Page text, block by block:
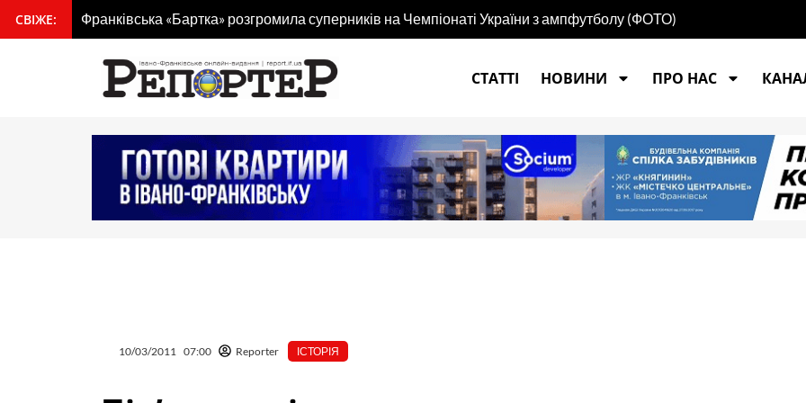
вмісту
СВІЖЕ: Франківська «Бартка» розгромила суперників на Чемпіонаті України з ампфутболу (ФОТО)
СТАТТІ
НОВИНИ ПРО НАС
10/03/2011 07:00 Reporter ІСТОРІЯ